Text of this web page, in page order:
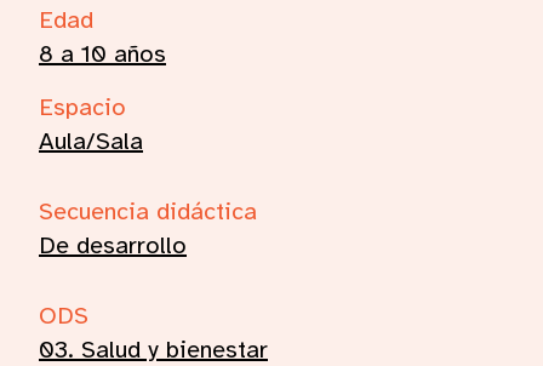
Edad
8 a 10 años
Espacio
Aula/Sala
Secuencia didáctica
De desarrollo
ODS
03. Salud y bienestar